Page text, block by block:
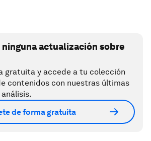
actualización sobre
gratuita y accede a tu colección
contenidos con nuestras últimas
de forma gratuita